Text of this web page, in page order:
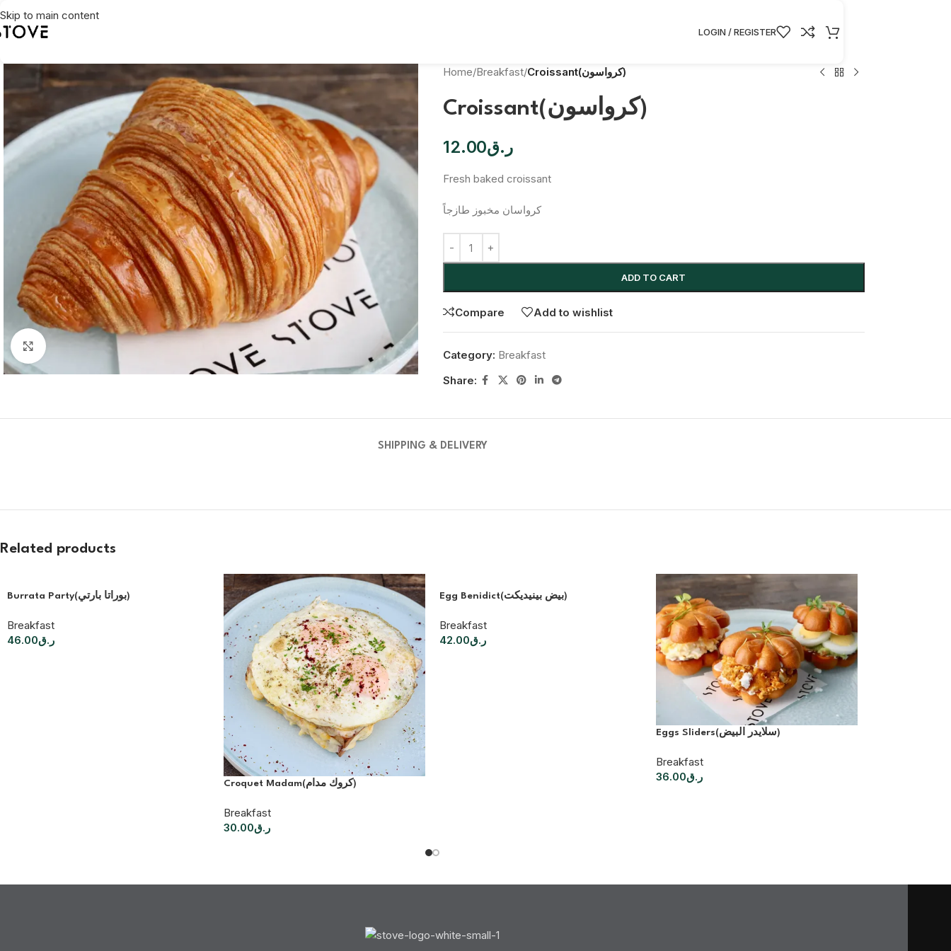
Skip to main content
LOGIN / REGISTER
Click to enlarge
Home/Breakfast/ Croissant(كرواسون)
Croissant(كرواسون)
ر.ق12.00
Fresh baked croissant
كرواسان مخبوز طازجاً
ADD TO CART
Compare Add to wishlist
Category: Breakfast
Share:
SHIPPING & DELIVERY
Related products
Burrata Party(بوراتا بارتي)
Breakfast
ر.ق46.00
Croquet Madam(كروك مدام)
Breakfast
ر.ق30.00
Egg Benidict(‎بيض بينيديكت)
Breakfast
ر.ق42.00
Eggs Sliders(سلايدر البيض)
Breakfast
ر.ق36.00